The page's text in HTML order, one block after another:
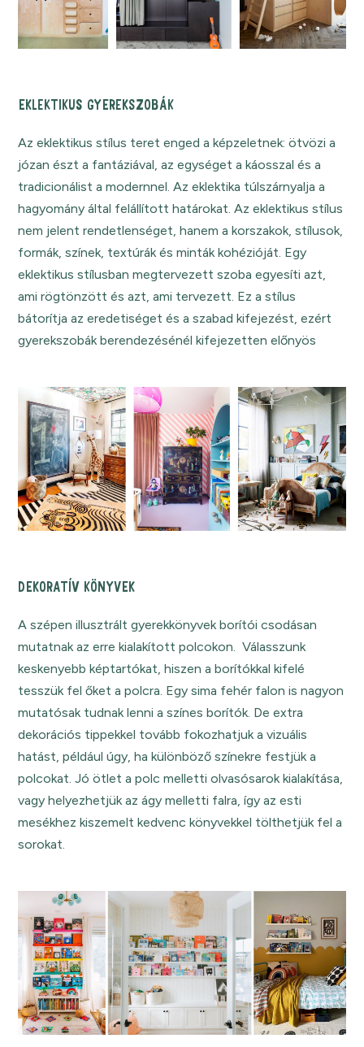
EKLEKTIKUS GYEREKSZOBÁK
Az eklektikus stílus teret enged a képzeletnek: ötvözi a
józan észt a fantáziával, az egységet a káosszal és a
tradicionálist a modernnel. Az eklektika túlszárnyalja a
hagyomány által felállított határokat. Az eklektikus stílus
nem jelent rendetlenséget, hanem a korszakok, stílusok,
formák, színek, textúrák és minták kohézióját. Egy
eklektikus stílusban megtervezett szoba egyesíti azt,
ami rögtönzött és azt, ami tervezett. Ez a stílus
bátorítja az eredetiséget és a szabad kifejezést, ezért
gyerekszobák berendezésénél kifejezetten előnyös
DEKORATÍV KÖNYVEK
A szépen illusztrált gyerekkönyvek borítói csodásan
mutatnak az erre kialakított polcokon. Válasszunk
keskenyebb képtartókat, hiszen a borítókkal kifelé
tesszük fel őket a polcra. Egy sima fehér falon is nagyon
mutatósak tudnak lenni a színes borítók. De extra
dekorációs tippekkel tovább fokozhatjuk a vizuális
hatást, például úgy, ha különböző színekre festjük a
polcokat. Jó ötlet a polc melletti olvasósarok kialakítása,
vagy helyezhetjük az ágy melletti falra, így az esti
mesékhez kiszemelt kedvenc könyvekkel tölthetjük fel a
sorokat.